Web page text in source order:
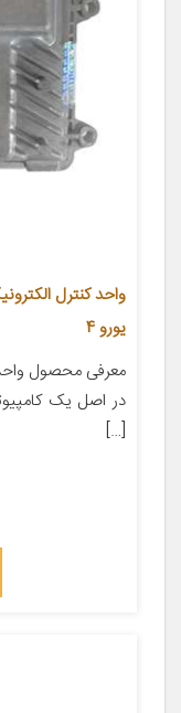
یورو 4
در اصل یک
[…]